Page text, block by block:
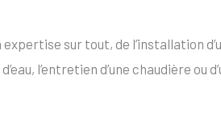
sur tout, de l’installation
l’entretien d’une chaudière ou